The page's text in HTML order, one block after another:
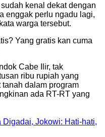
kenal dekat dengan
enggak perlu ngadu lagi,
warga tersebut.
Yang gratis kan cuma
Cabe Ilir, tak
ribu rupiah yang
dalam program
ada RT-RT yang
Digadai, Jokowi: Hati-hati,